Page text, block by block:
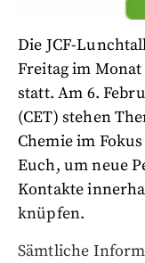
Die JCF-
Freitag im Monat
statt. Am 6.
(CET) stehen
Chemie im
Euch, um neue
Kontakte
knüpfen.
Sämtliche